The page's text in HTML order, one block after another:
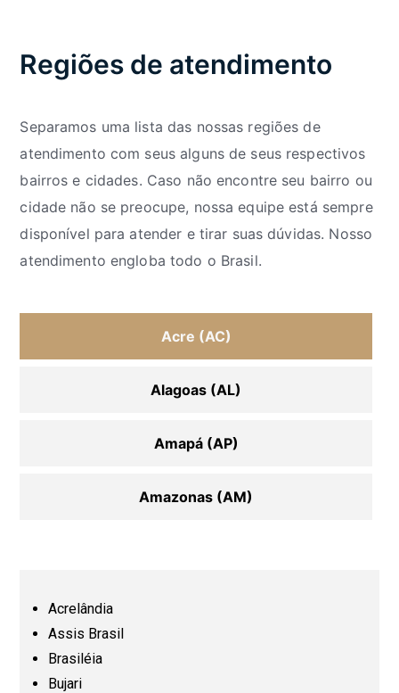
Regiões de atendimento
Separamos uma lista das nossas regiões de
atendimento com seus alguns de seus respectivos
bairros e cidades. Caso não encontre seu bairro ou
cidade não se preocupe, nossa equipe está sempre
disponível para atender e tirar suas dúvidas. Nosso
atendimento engloba todo o Brasil.
Acre (AC)
Alagoas (AL)
Amapá (AP)
Amazonas (AM)
Acrelândia
Assis Brasil
Brasiléia
Bujari